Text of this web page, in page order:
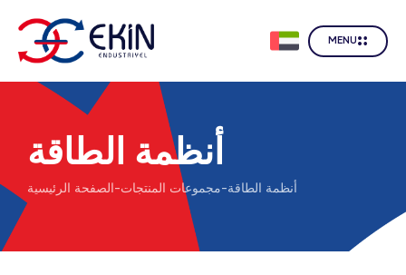
MENU
أنظمة الطاقة
الصفحة الرئيسية -مجموعات المنتجات-أنظمة الطاقة